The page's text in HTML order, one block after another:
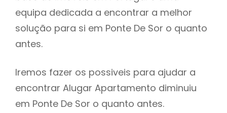
equipa dedicada a encontrar a melhor
solução para si em Ponte De Sor o quanto
antes.
Iremos fazer os possiveis para ajudar a
encontrar Alugar Apartamento diminuiu
em Ponte De Sor o quanto antes.